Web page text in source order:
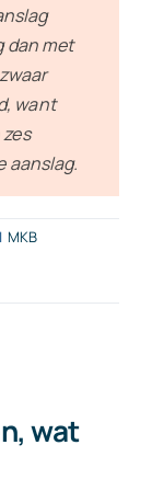
dan met
want
aanslag.
| MKB
wat